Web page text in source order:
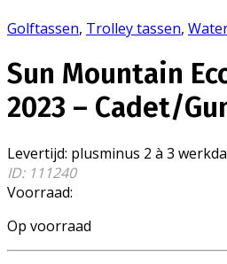
Golftassen, Trolley tassen,
Sun Mountain
2023 – Cadet/
Levertijd: plusminus 2 à 3
ID: 111240
Voorraad:
Op voorraad